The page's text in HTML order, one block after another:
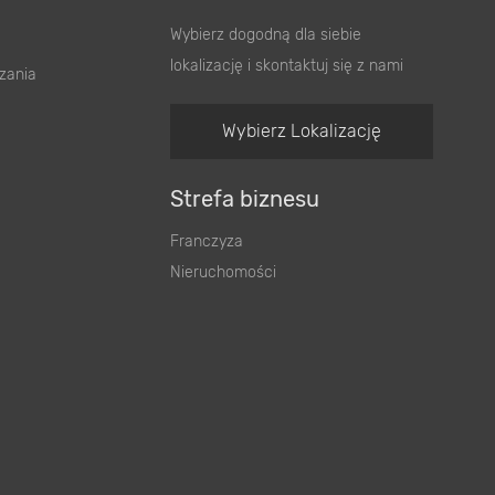
Wybierz dogodną dla siebie
lokalizację i skontaktuj się z nami
Wybierz Lokalizację
Strefa biznesu
Franczyza
Nieruchomości